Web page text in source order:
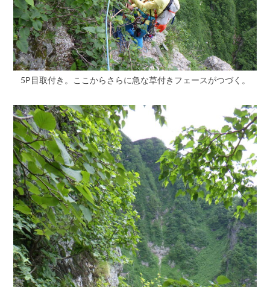
5P目取付き。ここからさらに急な草付きフェースがつづく。